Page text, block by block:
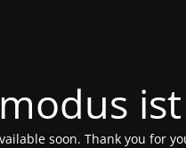
soon. Thank you for